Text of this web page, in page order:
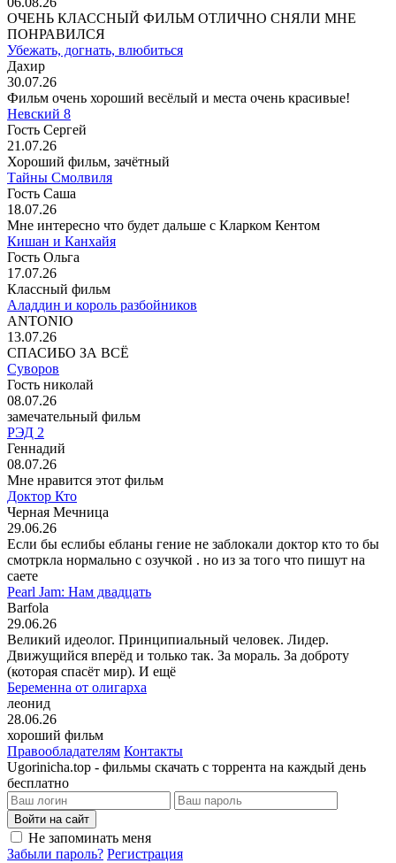
ОЧЕНЬ КЛАССНЫЙ ФИЛЬМ ОТЛИЧНО СНЯЛИ МНЕ
ПОНРАВИЛСЯ
Убежать, догнать, влюбиться
Дахир
30.07.26
Фильм очень хороший весёлый и места очень красивые!
Невский 8
Гость Сергей
21.07.26
Хороший фильм, зачётный
Тайны Смолвиля
Гость Саша
18.07.26
Мне интересно что будет дальше с Кларком Кентом
Кишан и Канхайя
Гость Ольга
17.07.26
Классный фильм
Аладдин и король разбойников
ANTONIO
13.07.26
СПАСИБО ЗА ВСЁ
Суворов
Гость николай
08.07.26
замечательный фильм
РЭД 2
Геннадий
08.07.26
Мне нравится этот фильм
Доктор Кто
Черная Мечница
29.06.26
Если бы еслибы ебланы гение не заблокали доктор кто то бы
смотркла нормально с озучкой . но из за того что пишут на
саете
Pearl Jam: Нам двадцать
Barfola
29.06.26
Великий идеолог. Принципиальный человек. Лидер.
Движущийся вперёд и только так. За мораль. За доброту
(которая спасёт мир). И ещё
Беременна от олигарха
леонид
28.06.26
хороший фильм
Правообладателям Контакты
Ugorinicha.top - фильмы скачать с торрента на каждый день
бесплатно
Войти на сайт
Не запоминать меня
Забыли пароль? Регистрация